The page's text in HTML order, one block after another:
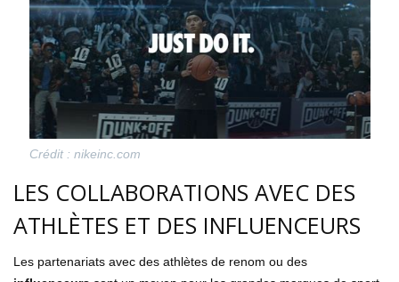
Crédit : nikeinc.com
LES COLLABORATIONS AVEC DES
ATHLÈTES ET DES INFLUENCEURS
Les partenariats avec des athlètes de renom ou des